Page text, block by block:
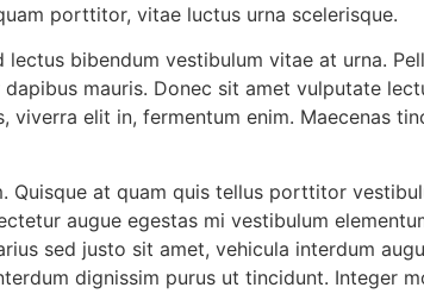
porttitor, vitae luctus urna scelerisque.
bibendum vestibulum vitae at urna.
mauris. Donec sit amet vulputate
viverra elit in, fermentum enim. Maecenas
Quisque at quam quis tellus porttitor
augue egestas mi vestibulum
sed justo sit amet, vehicula interdum
dignissim purus ut tincidunt. Integer